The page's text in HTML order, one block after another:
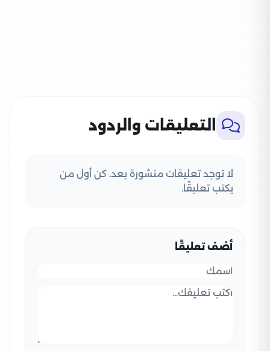
التعليقات والردود
لا توجد تعليقات منشورة بعد. كن أول من
يكتب تعليقًا.
أضف تعليقًا